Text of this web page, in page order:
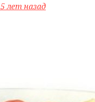
5 лет назад